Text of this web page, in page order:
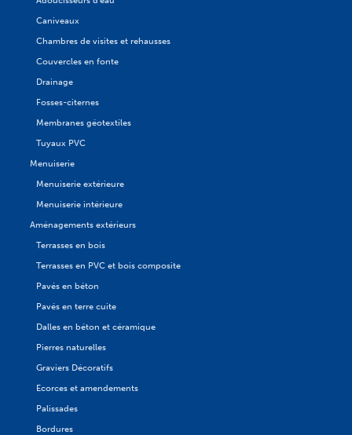
Caniveaux
Chambres de visites et rehausses
Couvercles en fonte
Drainage
Fosses-citernes
Membranes géotextiles
Tuyaux PVC
Menuiserie
Menuiserie extérieure
Menuiserie intérieure
Aménagements extérieurs
Terrasses en bois
Terrasses en PVC et bois composite
Pavés en béton
Pavés en terre cuite
Dalles en béton et céramique
Pierres naturelles
Graviers Décoratifs
Ecorces et amendements
Palissades
Bordures